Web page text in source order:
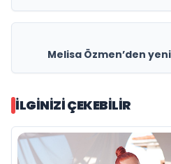
Melisa Özmen’den
İLGINIZI ÇEKEBILIR